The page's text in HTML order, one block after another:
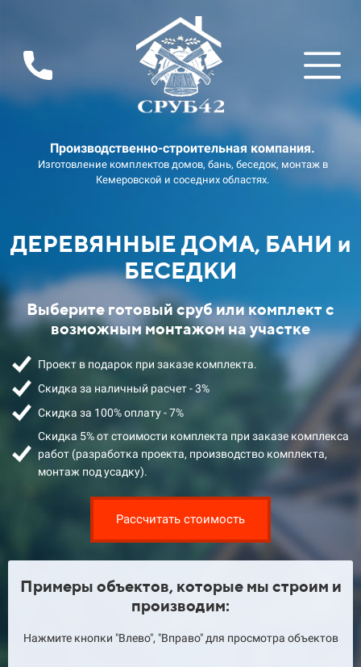
Производственно-строительная компания.
Изготовление комплектов домов, бань, беседок, монтаж в
Кемеровской и соседних областях.
ДЕРЕВЯННЫЕ ДОМА, БАНИ и
БЕСЕДКИ
Выберите готовый сруб или комплект с
возможным монтажом на участке
Проект в подарок при заказе комплекта.
Скидка за наличный расчет - 3%
Скидка за 100% оплату - 7%
Скидка 5% от стоимости комплекта при заказе комплекса
работ (разработка проекта, производство комплекта,
монтаж под усадку).
Рассчитать стоимость
Примеры объектов, которые мы строим и
производим:
Нажмите кнопки "Влево", "Вправо" для просмотра объектов